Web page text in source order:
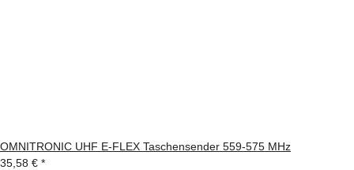
OMNITRONIC UHF E-FLEX Taschensender 559-575 MHz
35,58 € *